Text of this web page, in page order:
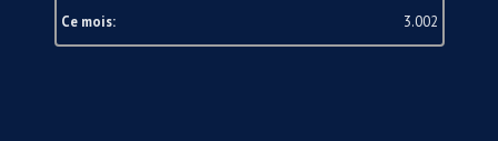
Ce mois:
3.002